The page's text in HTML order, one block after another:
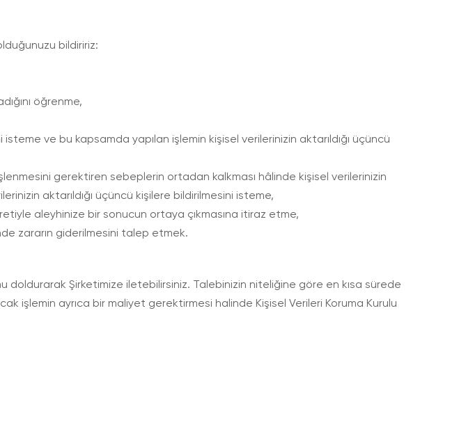
bildiririz:
öğrenme,
ve bu kapsamda yapılan işlemin kişisel verilerinizin aktarıldığı üçüncü
gerektiren sebeplerin ortadan kalkması hâlinde kişisel verilerinizin
aktarıldığı üçüncü kişilere bildirilmesini isteme,
aleyhinize bir sonucun ortaya çıkmasına itiraz etme,
zararın giderilmesini talep etmek.
doldurarak Şirketimize iletebilirsiniz. Talebinizin niteliğine göre en kısa sürede
işlemin ayrıca bir maliyet gerektirmesi halinde Kişisel Verileri Koruma Kurulu